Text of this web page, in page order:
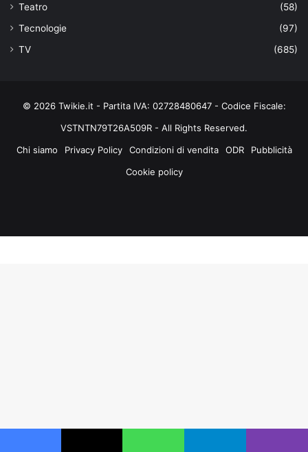
Teatro
(58)
Tecnologie
(97)
TV
(685)
© 2026 Twikie.it - Partita IVA: 02728480647 - Codice Fiscale:
VSTNTN79T26A509R - All Rights Reserved.
Chi siamo
Privacy Policy Condizioni di vendita ODR
Pubblicità
Cookie policy
Tube